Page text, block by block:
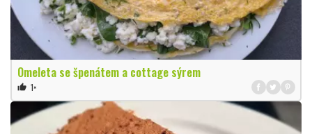
Omeleta se špenátem a cottage sýrem
thumb_up 1×